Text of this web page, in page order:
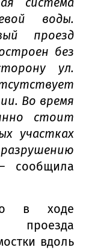
воды.
проезд
без
ул.
Во время
стоит
участках
сообщила
в ходе
проезда
вдоль